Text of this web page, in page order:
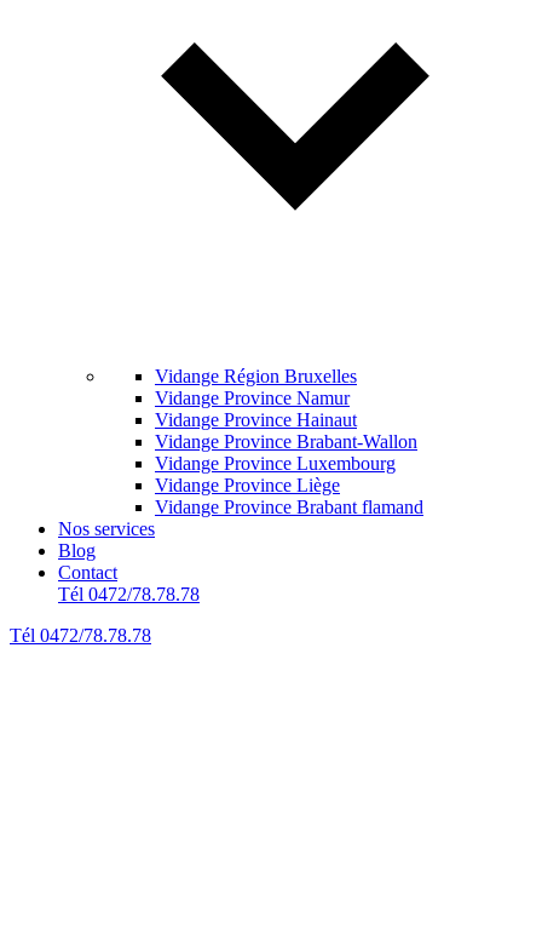
Vidange Région Bruxelles
Vidange Province Namur
Vidange Province Hainaut
Vidange Province Brabant-Wallon
Vidange Province Luxembourg
Vidange Province Liège
Vidange Province Brabant flamand
Nos services
Blog
Contact
Tél 0472/78.78.78
Tél 0472/78.78.78